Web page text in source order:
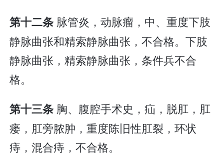
第十二条 脉管炎，动脉瘤，中、重度下肢
静脉曲张和精索静脉曲张，不合格。下肢
静脉曲张，精索静脉曲张，条件兵不合
格。
第十三条 胸、腹腔手术史，疝，脱肛，肛
瘘，肛旁脓肿，重度陈旧性肛裂，环状
痔，混合痔，不合格。